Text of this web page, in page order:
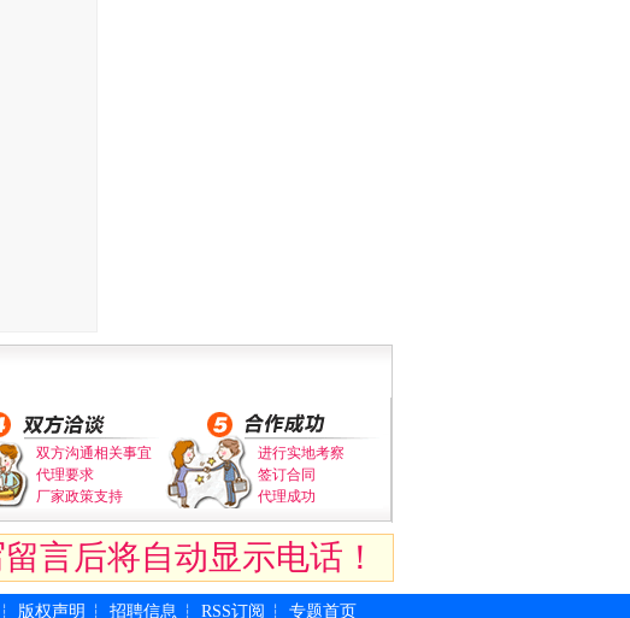
双方沟通相关事宜
代理要求
厂家政策支持
进行实地考察
签订合同
代理成功
言后将自动显示电话！
┆ 版权声明 ┆ 招聘信息 ┆ RSS订阅 ┆ 专题首页